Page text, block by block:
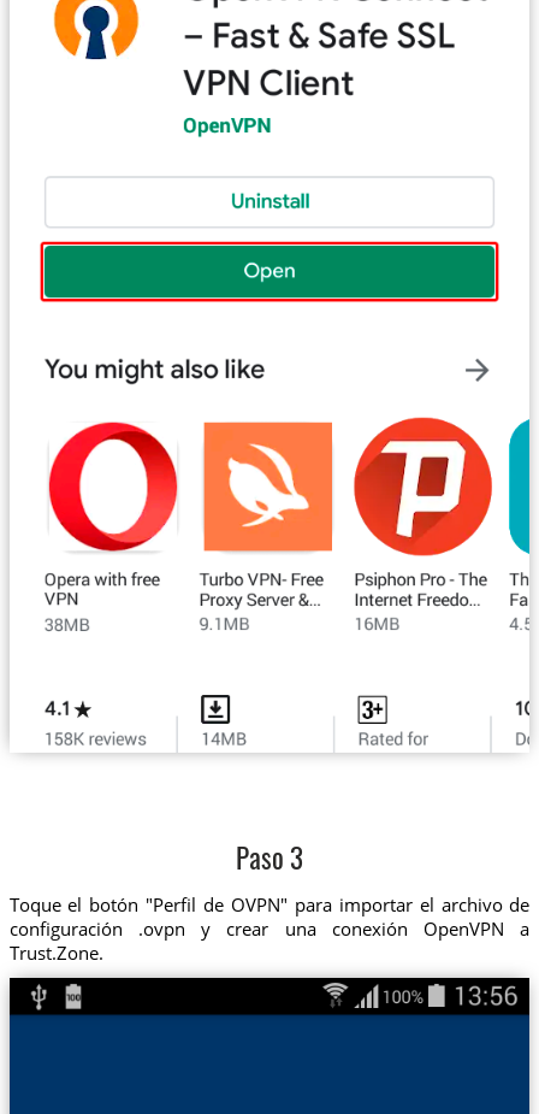
Paso 3
Toque el botón "Perfil de OVPN" para importar el archivo de
configuración .ovpn y crear una conexión OpenVPN a
Trust.Zone.